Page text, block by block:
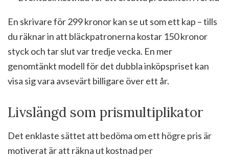
En skrivare för 299 kronor kan se ut som ett kap – tills
du räknar in att bläckpatronerna kostar 150 kronor
styck och tar slut var tredje vecka. En mer
genomtänkt modell för det dubbla inköpspriset kan
visa sig vara avsevärt billigare över ett år.
Livslängd som prismultiplikator
Det enklaste sättet att bedöma om ett högre pris är
motiverat är att räkna ut kostnad per